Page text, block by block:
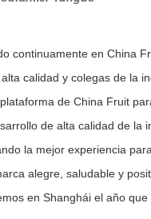
continuamente en China
calidad y colegas de la
de China Fruit
de alta calidad de la
la mejor experiencia
alegre, saludable y
en Shanghái el año que